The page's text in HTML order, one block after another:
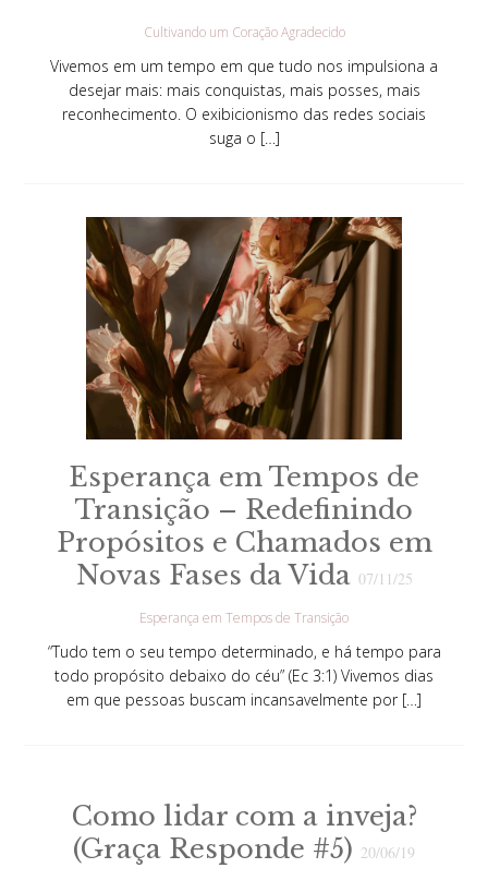
Cultivando um Coração Agradecido
Vivemos em um tempo em que tudo nos impulsiona a
desejar mais: mais conquistas, mais posses, mais
reconhecimento. O exibicionismo das redes sociais
suga o […]
Esperança em Tempos de
Transição – Redefinindo
Propósitos e Chamados em
Novas Fases da Vida 07/11/25
Esperança em Tempos de Transição
“Tudo tem o seu tempo determinado, e há tempo para
todo propósito debaixo do céu” (Ec 3:1) Vivemos dias
em que pessoas buscam incansavelmente por […]
Como lidar com a inveja?
(Graça Responde #5) 20/06/19